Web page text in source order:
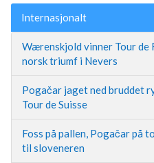
Internasjonalt
Wærenskjold vinner Tour de
norsk triumf i Nevers
Pogačar jaget ned bruddet
Tour de Suisse
Foss på pallen, Pogačar på
til sloveneren